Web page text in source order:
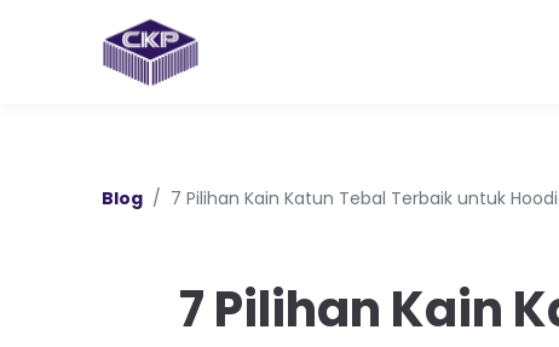
Blog 7 Pilihan Kain Katun Tebal Terbaik untuk
7 Pilihan Kain